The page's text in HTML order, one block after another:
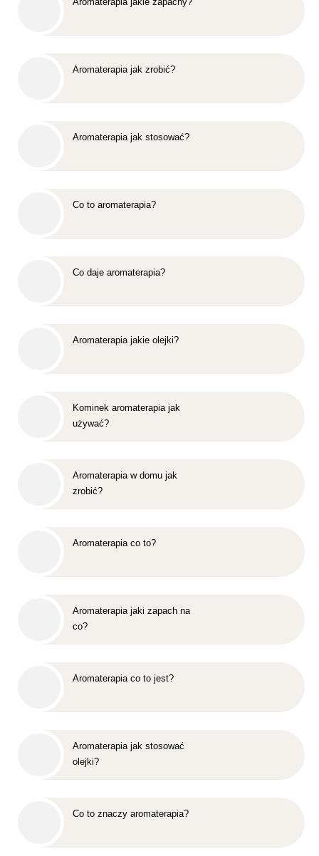
Aromaterapia jak zrobić?
Aromaterapia jak stosować?
Co to aromaterapia?
Co daje aromaterapia?
Aromaterapia jakie olejki?
Kominek aromaterapia jak
używać?
Aromaterapia w domu jak
zrobić?
Aromaterapia co to?
Aromaterapia jaki zapach na
co?
Aromaterapia co to jest?
Aromaterapia jak stosować
olejki?
Co to znaczy aromaterapia?